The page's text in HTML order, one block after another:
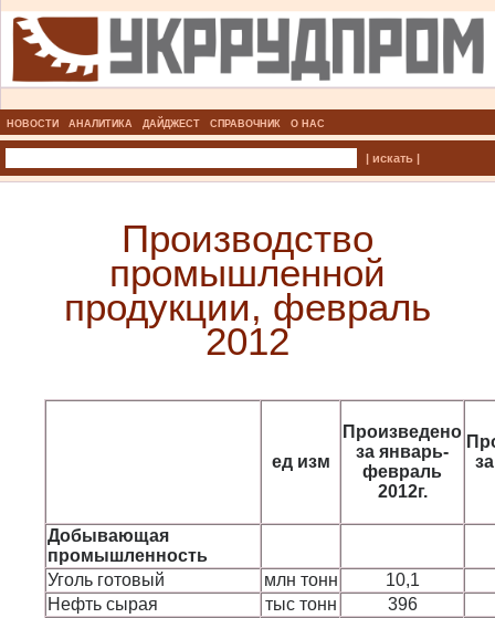
НОВОСТИ АНАЛИТИКА ДАЙДЖЕСТ СПРАВОЧНИК О НАС
| искать |
Производство
промышленной
продукции, февраль
2012
ед изм
Произведено
за январь-
февраль
2012г.
Добывающая
промышленность
Уголь готовый
млн тонн
10,1
Нефть сырая
тыс тонн
396